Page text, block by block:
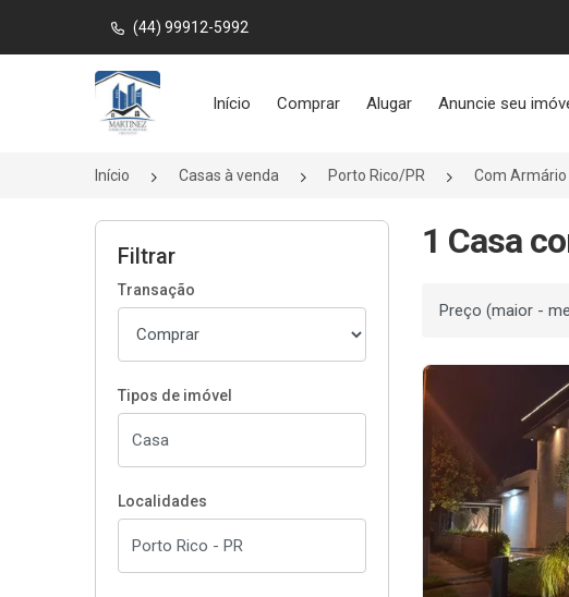
(44) 99912-5992
Página inicial
Início Comprar Alugar Anuncie seu
Início Casas à venda Porto Rico/PR Com
Filtrar
Transação
Tipos de imóvel
Localidades
1 Casa
Ordenar por